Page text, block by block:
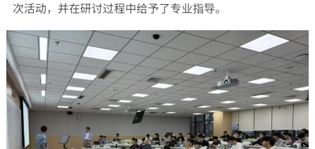
次活动，并在研讨过程中给予了专业指导。